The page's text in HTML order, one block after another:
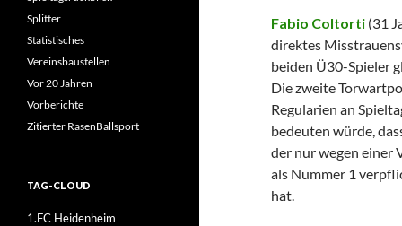
Fabio Coltorti (31
direktes
beiden Ü30-Spieler
Die zweite
Regularien an
bedeuten würde,
der nur wegen einer
als Nummer 1
hat.
Splitter
Statistisches
Vereinsbaustellen
Vor 20 Jahren
Vorberichte
Zitierter RasenBallsport
TAG-CLOUD
1.FC Heidenheim